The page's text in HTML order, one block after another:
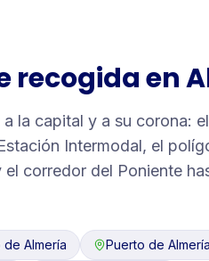
recogida en
la capital y a su corona:
Intermodal, el
el corredor del Poniente
Almería Puerto de Almería